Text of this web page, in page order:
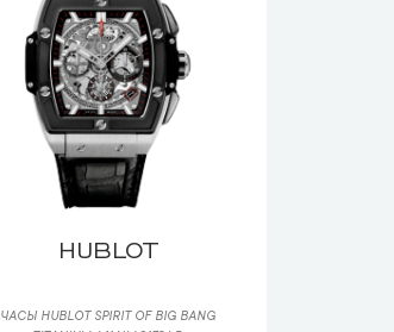
HUBLOT
ЧАСЫ HUBLOT SPIRIT OF BIG BANG